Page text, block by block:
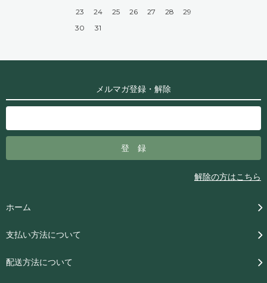
23
24 25 26 27 28
29
30
31
メルマガ登録・解除
解除の方はこちら
ホーム
支払い方法について
配送方法について